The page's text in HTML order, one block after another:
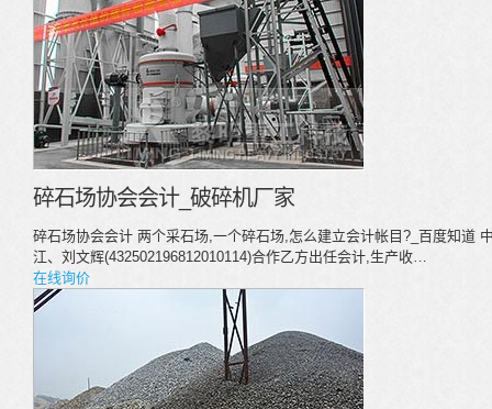
碎石场协会会计_破碎机厂家
碎石场协会会计 两个采石场,一个碎石场,怎么建立会计帐目?_百度知道
江、刘文辉(432502196812010114)合作乙方出任会计,生产收…
在线询价